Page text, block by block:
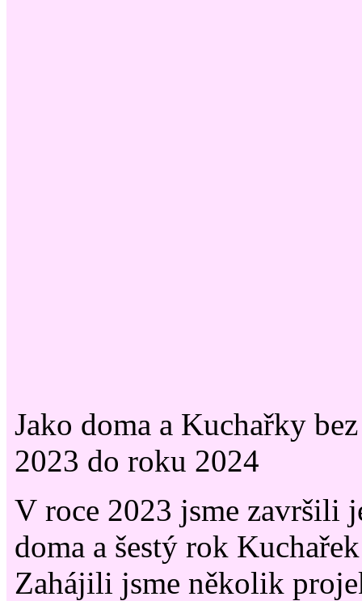
Jako doma a Kuchařky
2023 do roku 2024
V roce 2023 jsme završili
doma a šestý rok
Zahájili jsme několik